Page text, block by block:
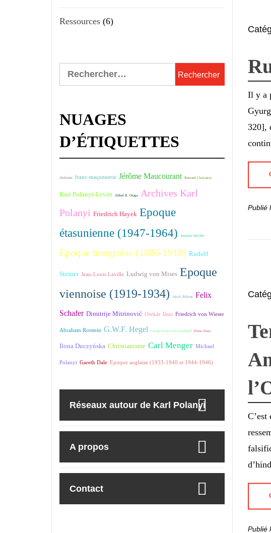
Il y a
320],
Publié
Ressources (6)
Rechercher :
NUAGES
D’ÉTIQUETTES
Alchimie franc-maçonnerie Jérôme Maucourant Bernard Chavance
Kari Polanyi-Levitt Alfred R. Orage
Archives Karl
Polanyi Friedrich Hayek Epoque
étasunienne (1947-1964)
Antoine Deville
Epoque hongroise (1886-1919) Rudolf
Steiner Jean-Louis Laville Ludwig von Mises Epoque
viennoise (1919-1934)
Jakob Böhme Felix
Schafer Dimitrije Mitrinović Oszkár Jászi Friedrich von Wieser
Abraham Rotstein G.W.F. Hegel George Ivanovich Gurdjieff Pierre Alary
Ilona Duczyńska Christianisme Carl Menger Michael
Polanyi Gareth Dale Epoque anglaise (1933-1940 et 1944-1946)
Réseaux autour de Karl Polanyi
A propos
Contact